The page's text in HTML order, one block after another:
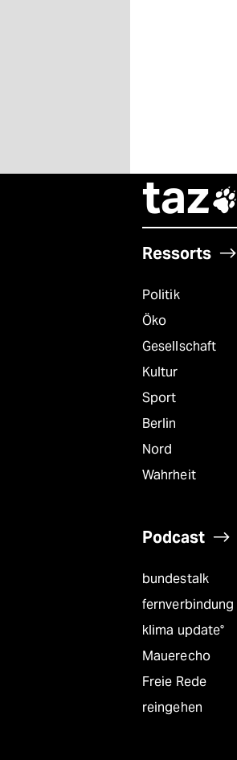
taz
Ressorts
Politik
Öko
Gesellschaft
Kultur
Sport
Berlin
Nord
Wahrheit
Podcast
bundestalk
fernverbindung
klima update°
Mauerecho
Freie Rede
reingehen